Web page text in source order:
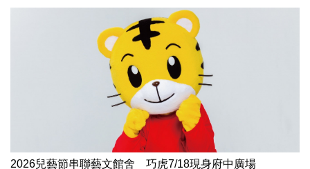
2026兒藝節串聯藝文館舍 巧虎7/18現身府中廣場